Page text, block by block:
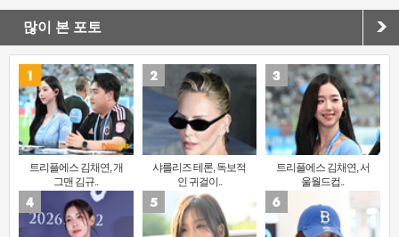
많이 본 포토
트리플에스 김채연, 개
그맨 김규..
샤를리즈 테론, 독보적
인 귀걸이..
트리플에스 김채연, 서
울월드컵..